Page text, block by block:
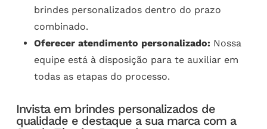
brindes personalizados dentro do prazo
combinado.
Oferecer atendimento personalizado: Nossa
equipe está à disposição para te auxiliar em
todas as etapas do processo.
Invista em brindes personalizados de
qualidade e destaque a sua marca com a